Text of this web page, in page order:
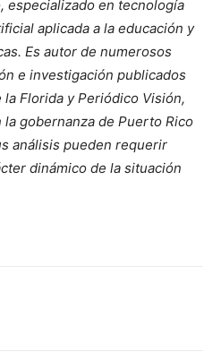
especializado en tecnología
aplicada a la educación y
Es autor de numerosos
e investigación publicados
Florida y Periódico Visión,
gobernanza de Puerto Rico
análisis pueden requerir
dinámico de la situación